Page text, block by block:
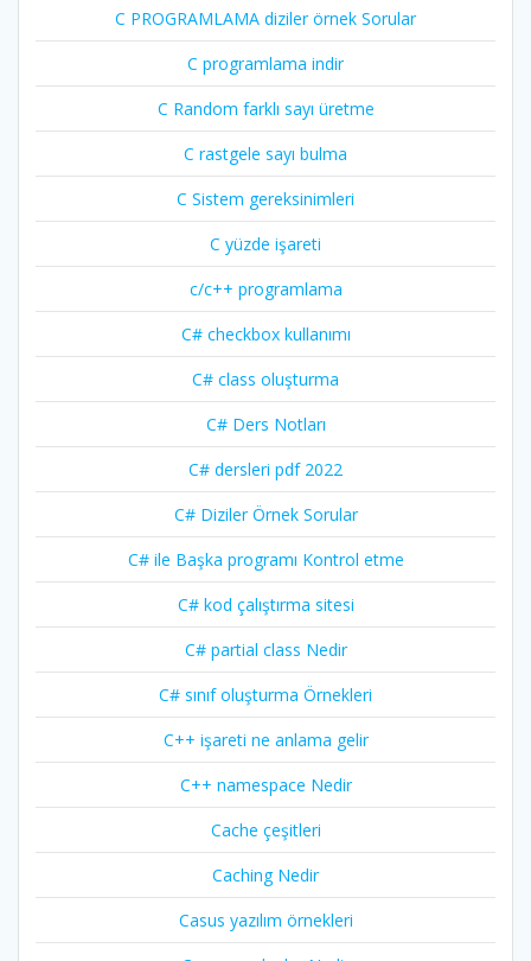
C PROGRAMLAMA diziler örnek Sorular
C programlama indir
C Random farklı sayı üretme
C rastgele sayı bulma
C Sistem gereksinimleri
C yüzde işareti
c/c++ programlama
C# checkbox kullanımı
C# class oluşturma
C# Ders Notları
C# dersleri pdf 2022
C# Diziler Örnek Sorular
C# ile Başka programı Kontrol etme
C# kod çalıştırma sitesi
C# partial class Nedir
C# sınıf oluşturma Örnekleri
C++ işareti ne anlama gelir
C++ namespace Nedir
Cache çeşitleri
Caching Nedir
Casus yazılım örnekleri